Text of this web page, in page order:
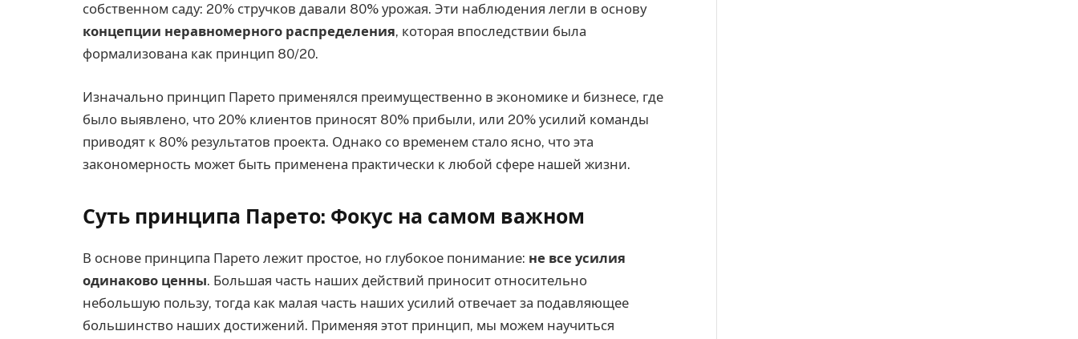
собственном саду: 20% стручков давали 80% урожая. Эти наблюдения легли в основу
концепции неравномерного распределения, которая впоследствии была
формализована как принцип 80/20.
Изначально принцип Парето применялся преимущественно в экономике и бизнесе, где
было выявлено, что 20% клиентов приносят 80% прибыли, или 20% усилий команды
приводят к 80% результатов проекта. Однако со временем стало ясно, что эта
закономерность может быть применена практически к любой сфере нашей жизни.
Суть принципа Парето: Фокус на самом важном
В основе принципа Парето лежит простое, но глубокое понимание: не все усилия
одинаково ценны. Большая часть наших действий приносит относительно
небольшую пользу, тогда как малая часть наших усилий отвечает за подавляющее
большинство наших достижений. Применяя этот принцип, мы можем научиться